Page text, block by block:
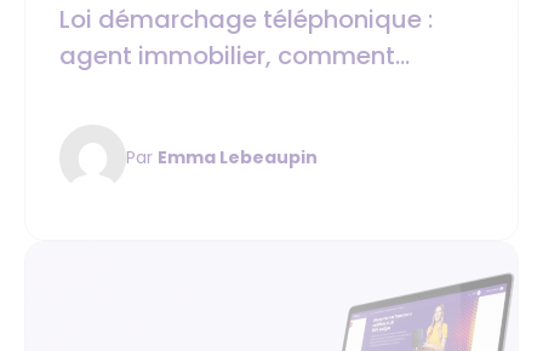
Loi démarchage téléphonique :
agent immobilier, comment
Par Emma Lebeaupin